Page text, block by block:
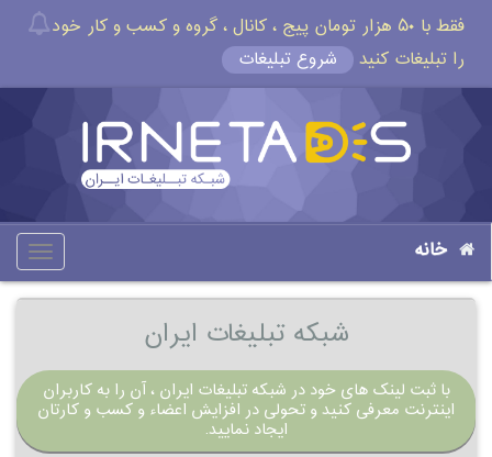
فقط با ۵۰ هزار تومان پیج ، کانال ، گروه و کسب و کار خود
را تبلیغات کنید
شروع تبلیغات
خانه
شبکه تبلیغات ایران
با ثبت لینک های خود در شبکه تبلیغات ایران ، آن را به کاربران
اینترنت معرفی کنید و تحولی در افزایش اعضاء و کسب و کارتان
ایجاد نمایید.